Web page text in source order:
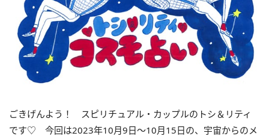
ごきげんよう！ スピリチュアル・カップルのトシ＆リティ
です♡ 今回は2023年10月9日〜10月15日の、宇宙からのメ